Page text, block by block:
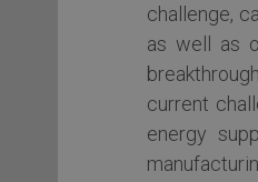
challenge,
as well as
current
energy